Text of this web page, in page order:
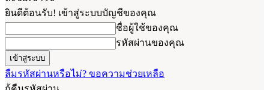
ยินดีต้อนรับ! เข้าสู่ระบบบัญชีของคุณ
ชื่อผู้ใช้ของคุณ
รหัสผ่านของคุณ
ลืมรหัสผ่านหรือไม่? ขอความช่วยเหลือ